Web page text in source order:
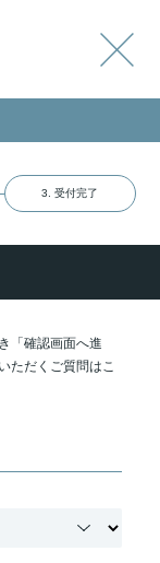
3. 受付完了
「確認画面へ進
ただくご質問はこ